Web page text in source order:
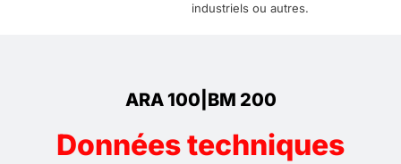
industriels ou autres.
ARA 100|BM 200
Données techniques